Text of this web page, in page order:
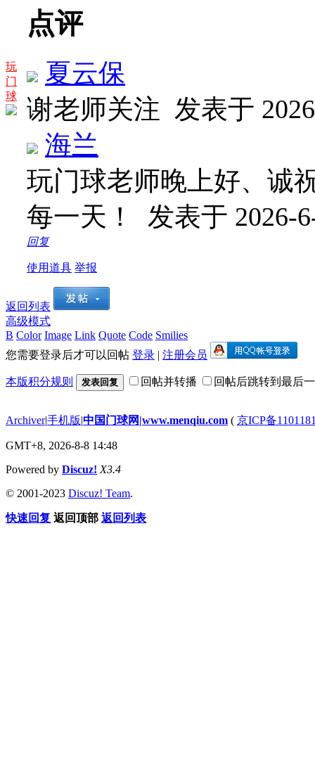
玩
门
球
点评
夏云保
谢老师关注 发表于
海兰
玩门球老师晚上好、诚
每一天！ 发表于 2026-
回复
使用道具 举报
返回列表
高级模式
B Color Image Link Quote Code Smilies
您需要登录后才可以回帖 登录 | 注册会员
本版积分规则 发表回复 回帖并转播 回帖后跳转到最后
Archiver|手机版|中国门球网|www.menqiu.com ( 京ICP备
GMT+8, 2026-8-8 14:48
Powered by Discuz! X3.4
© 2001-2023 Discuz! Team.
快速回复 返回顶部 返回列表